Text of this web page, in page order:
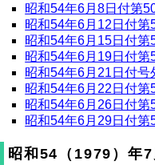
昭和54年6月8日付第
昭和54年6月12日付第
昭和54年6月15日付第
昭和54年6月19日付第
昭和54年6月21日付号
昭和54年6月22日付第
昭和54年6月26日付第
昭和54年6月29日付第
昭和54（1979）年7